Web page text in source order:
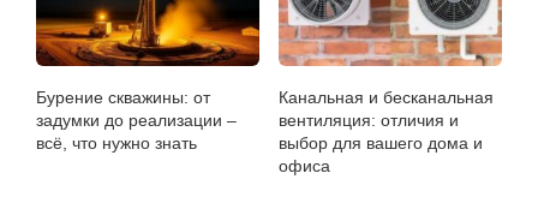
Бурение скважины: от
задумки до реализации –
всё, что нужно знать
Канальная и бесканальная
вентиляция: отличия и
выбор для вашего дома и
офиса